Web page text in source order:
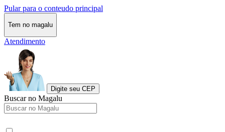
Pular para o conteudo principal
Tem no magalu
Atendimento
Digite seu CEP
Buscar no Magalu